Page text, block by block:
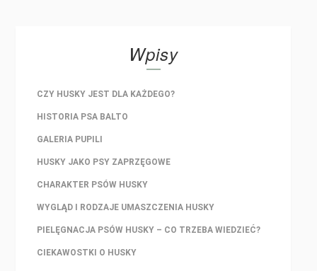
Wpisy
CZY HUSKY JEST DLA KAŻDEGO?
HISTORIA PSA BALTO
GALERIA PUPILI
HUSKY JAKO PSY ZAPRZĘGOWE
CHARAKTER PSÓW HUSKY
WYGLĄD I RODZAJE UMASZCZENIA HUSKY
PIELĘGNACJA PSÓW HUSKY – CO TRZEBA WIEDZIEĆ?
CIEKAWOSTKI O HUSKY